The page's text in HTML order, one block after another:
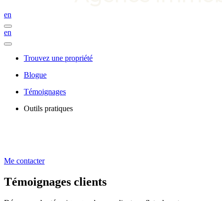
en
en
Trouvez une propriété
Blogue
Témoignages
Outils pratiques
Me contacter
Témoignages clients